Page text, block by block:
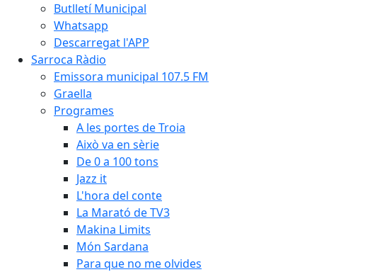
Butlletí Municipal
Whatsapp
Descarregat l'APP
Sarroca Ràdio
Emissora municipal 107.5 FM
Graella
Programes
A les portes de Troia
Això va en sèrie
De 0 a 100 tons
Jazz it
L'hora del conte
La Marató de TV3
Makina Limits
Món Sardana
Para que no me olvides